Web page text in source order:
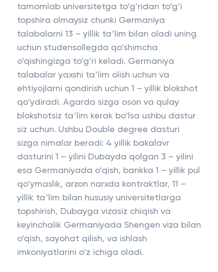
tamomlab universitetga to‘g‘ridan to‘g‘i
topshira olmaysiz chunki Germaniya
talabalarni 13 – yillik taʼlim bilan oladi uning
uchun studensollegda qo‘shimcha
o‘qishingizga to‘g‘ri keladi. Germaniya
talabalar yaxshi taʼlim olish uchun va
ehtiyojlarni qondirish uchun 1 – yillik blokshot
qo‘ydiradi. Agarda sizga oson va qulay
blokshotsiz taʼlim kerak bo‘lsa ushbu dastur
siz uchun. Ushbu Double degree dasturi
sizga nimalar beradi: 4 yillik bakalavr
dasturini 1 – yilini Dubayda qolgan 3 – yilini
esa Germaniyada o‘qish, bankka 1 – yillik pul
qo‘ymaslik, arzon narxda kontraktlar, 11 –
yillik taʼlim bilan hususiy universitetlarga
topshirish, Dubayga vizasiz chiqish va
keyinchalik Germaniyada Shengen viza bilan
o‘qish, sayohat qilish, va ishlash
imkoniyatlarini o‘z ichiga oladi.